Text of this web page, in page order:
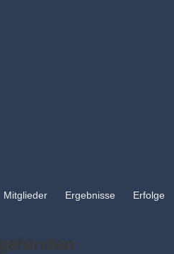
Mitglieder Ergebnisse Erfolge